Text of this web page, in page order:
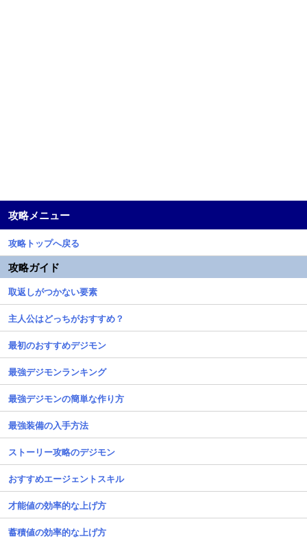
攻略メニュー
攻略トップへ戻る
攻略ガイド
取返しがつかない要素
主人公はどっちがおすすめ？
最初のおすすめデジモン
最強デジモンランキング
最強デジモンの簡単な作り方
最強装備の入手方法
ストーリー攻略のデジモン
おすすめエージェントスキル
才能値の効率的な上げ方
蓄積値の効率的な上げ方